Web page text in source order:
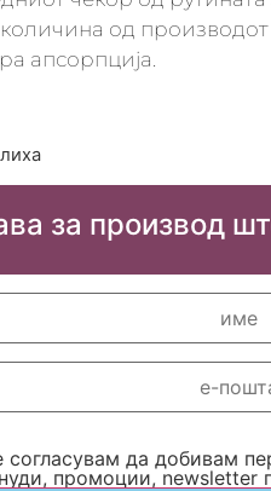
од производот
апсорпција.
за производ
согласувам да добивам
промоции, newsletter